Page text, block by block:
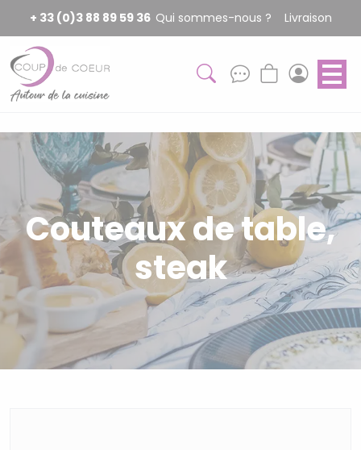
+ 33 (0)3 88 89 59 36 Qui sommes-nous ? Livraison
Couteaux de table,
steak
Panneau de gestion des cookies